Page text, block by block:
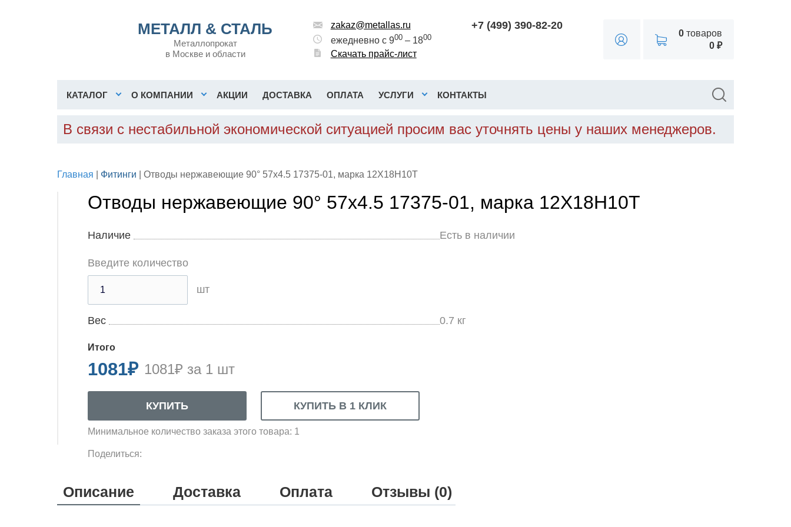
МЕТАЛЛ & СТАЛЬ
Металлопрокат
в Москве и области
zakaz@metallas.ru
ежедневно с 900– 1800
Скачать прайс-лист
+7 (499) 390-82-20
0товаров
0 ₽
КАТАЛОГ О КОМПАНИИ АКЦИИ ДОСТАВКА ОПЛАТА УСЛУГИ КОНТАКТЫ
В связи с нестабильной экономической ситуацией просим вас уточнять цены у наших менеджеров.
Главная Фитинги | Отводы нержавеющие 90° 57х4.5 17375-01, марка 12Х18Н10Т
Отводы нержавеющие 90° 57х4.5 17375-01, марка 12Х18Н10Т
Наличие Есть в наличии
Введите количество
шт
Вес 0.7 кг
Итого
1081₽ 1081₽ за 1 шт
Минимальное количество заказа этого товара: 1
Поделиться:
Описание Доставка Оплата Отзывы (0)